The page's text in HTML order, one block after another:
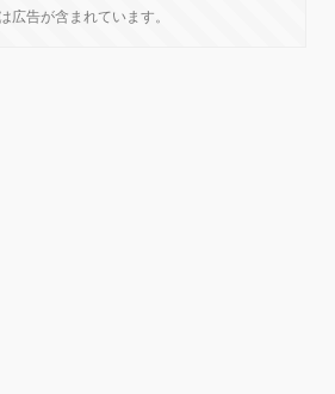
広告が含まれています。